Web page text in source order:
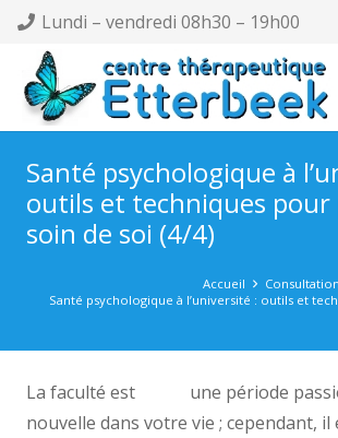
Lundi – vendredi 08h30 – 19h00
Santé psychologique à
outils et techniques pour
soin de soi (4/4)
Accueil
Santé psychologique à l’université : outils et
La faculté est
une période
nouvelle dans votre vie ; cependant, il